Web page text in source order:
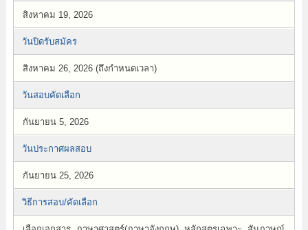
สิงหาคม 19, 2026
วันปิดรับสมัคร
สิงหาคม 26, 2026 (ถึงกำหนดเวลา)
วันสอบคัดเลือก
กันยายน 5, 2026
วันประกาศผลสอบ
กันยายน 25, 2026
วิธีการสอบ/คัดเลือก